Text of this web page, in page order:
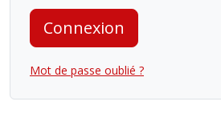
Connexion
Mot de passe oublié ?